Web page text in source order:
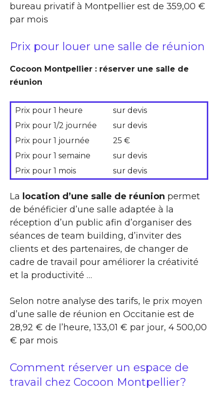
bureau privatif à Montpellier est de 359,00 €
par mois
Prix pour louer une salle de réunion
Cocoon Montpellier : réserver une salle de
réunion
Prix pour 1 heure
sur devis
Prix pour 1/2 journée
sur devis
Prix pour 1 journée
25 €
Prix pour 1 semaine
sur devis
Prix pour 1 mois
sur devis
La location d’une salle de réunion permet
de bénéficier d’une salle adaptée à la
réception d’un public afin d’organiser des
séances de team building, d’inviter des
clients et des partenaires, de changer de
cadre de travail pour améliorer la créativité
et la productivité …
Selon notre analyse des tarifs, le prix moyen
d’une salle de réunion en Occitanie est de
28,92 € de l’heure, 133,01 € par jour, 4 500,00
€ par mois
Comment réserver un espace de
travail chez Cocoon Montpellier?